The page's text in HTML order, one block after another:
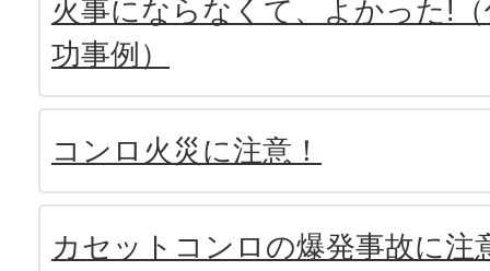
火事にならなくて、よかった!
功事例）
コンロ火災に注意！
カセットコンロの爆発事故に注